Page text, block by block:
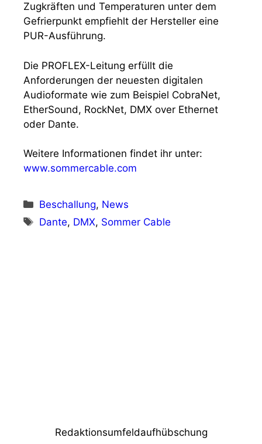
Zugkräften und Temperaturen unter dem
Gefrierpunkt empfiehlt der Hersteller eine
PUR-Ausführung.
Die PROFLEX-Leitung erfüllt die
Anforderungen der neuesten digitalen
Audioformate wie zum Beispiel CobraNet,
EtherSound, RockNet, DMX over Ethernet
oder Dante.
Weitere Informationen findet ihr unter:
www.sommercable.com
Kategorien
Beschallung, News
Schlagwörter
Dante, DMX, Sommer Cable
Redaktionsumfeldaufhübschung